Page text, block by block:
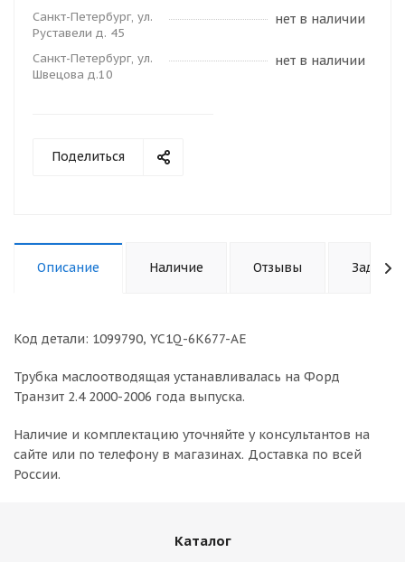
Санкт-Петербург, ул.
Руставели д. 45
нет в наличии
Санкт-Петербург, ул.
Швецова д.10
нет в наличии
Поделиться
Описание Наличие Отзывы Задать
Код детали: 1099790, YC1Q-6K677-AE
Трубка маслоотводящая устанавливалась на Форд
Транзит 2.4 2000-2006 года выпуска.
Наличие и комплектацию уточняйте у консультантов на
сайте или по телефону в магазинах. Доставка по всей
России.
Каталог